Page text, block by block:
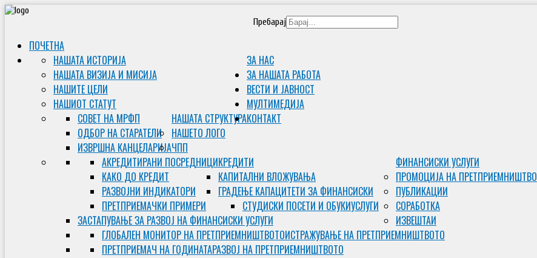
Пребарај
ПОЧЕТНА
ЗА НАС
НАШАТА ИСТОРИЈА
НАШАТА ВИЗИЈА И МИСИЈА
НАШИТЕ ЦЕЛИ
НАШИОТ СТАТУТ
НАШАТА СТРУКТУРА
СОВЕТ НА МРФП
ОДБОР НА СТАРАТЕЛИ
ИЗВРШНА КАНЦЕЛАРИЈА
НАШЕТО ЛОГО
ЧПП
ЗА НАШАТА РАБОТА
ФИНАНСИСКИ УСЛУГИ
КРЕДИТИ
АКРЕДИТИРАНИ ПОСРЕДНИЦИ
КАКО ДО КРЕДИТ
РАЗВОЈНИ ИНДИКАТОРИ
ПРЕТПРИЕМАЧКИ ПРИМЕРИ
КАПИТАЛНИ ВЛОЖУВАЊА
ГРАДЕЊЕ КАПАЦИТЕТИ ЗА ФИНАНСИСКИ
УСЛУГИ
СТУДИСКИ ПОСЕТИ И ОБУКИ
ЗАСТАПУВАЊЕ ЗА РАЗВОЈ НА ФИНАНСИСКИ УСЛУГИ
ПРОМОЦИЈА НА ПРЕТПРИЕМНИШТВО
ИСТРАЖУВАЊЕ НА ПРЕТПРИЕМНИШТВОТО
ГЛОБАЛЕН МОНИТОР НА ПРЕТПРИЕМНИШТВОТО
РАЗВОЈ НА ПРЕТПРИЕМНИШТВОТО
ПРЕТПРИЕМАЧ НА ГОДИНАТА
ПУБЛИКАЦИИ
СОРАБОТКА
ИЗВЕШТАИ
ВЕСТИ И ЈАВНОСТ
МУЛТИМЕДИJА
КОНТАКТ